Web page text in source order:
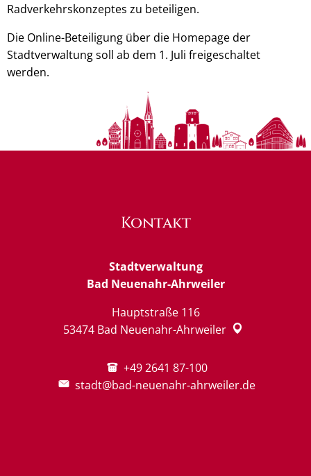
Radverkehrskonzeptes zu beteiligen.
Die Online-Beteiligung über die Homepage der
Stadtverwaltung soll ab dem 1. Juli freigeschaltet
werden.
Kontakt
Stadtverwaltung
Bad Neuenahr-Ahrweiler
Hauptstraße 116
53474 Bad Neuenahr-Ahrweiler
+49 2641 87-100
stadt@bad-neuenahr-ahrweiler.de